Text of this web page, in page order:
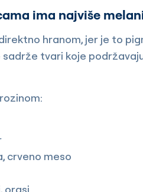
ima najviše
hranom, jer je to
tvari koje
crveno meso